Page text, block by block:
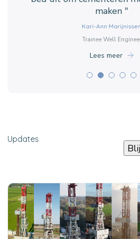
Cees Hogenhout
Koeien- en
Lees meer
maken "
Kari-Ann
Trainee Well
Lees meer
onderzoek "
Reinout Storm
Projectleider SCAN-
Lees meer
Gosse Flootman
Health, Safety &
Lees meer
Amstelland "
Adriaan Janszen
Geoscientist EBN
Lees meer
Updates